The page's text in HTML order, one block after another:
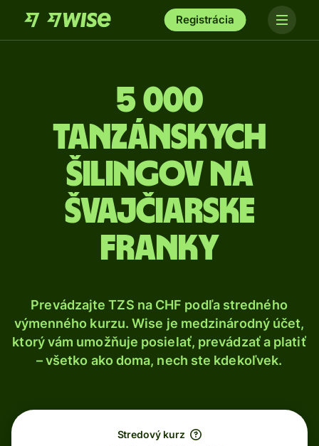
Registrácia
5 000
Tanzánskych
šilingov na
švajčiarske
franky
Prevádzajte TZS na CHF podľa stredného
výmenného kurzu. Wise je medzinárodný účet,
ktorý vám umožňuje posielať, prevádzať a platiť
– všetko ako doma, nech ste kdekoľvek.
Stredový kurz